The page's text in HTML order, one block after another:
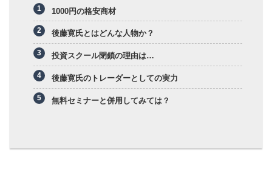
1000円の格安商材
後藤寛氏とはどんな人物か？
投資スクール閉鎖の理由は…
後藤寛氏のトレーダーとしての実力
無料セミナーと併用してみては？